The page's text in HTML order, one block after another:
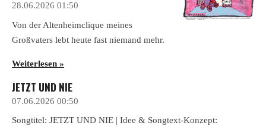
28.06.2026 01:50
Von der Altenheimclique meines
Großvaters lebt heute fast niemand mehr.
Weiterlesen »
JETZT UND NIE
07.06.2026 00:50
Songtitel: JETZT UND NIE | Idee & Songtext-Konzept: